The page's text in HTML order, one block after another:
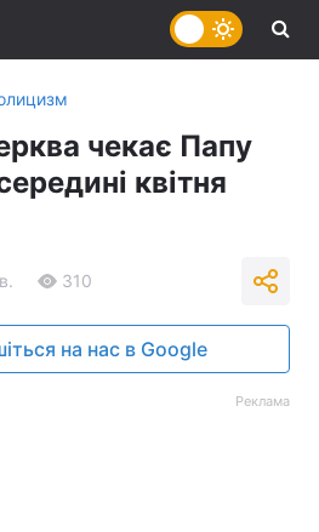
чекає Папу
квітня
310
на нас в Google
Реклама